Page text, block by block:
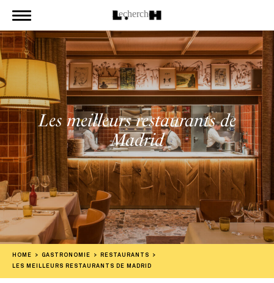
Les meilleurs restaurants de
Madrid
HOME GASTRONOMIE
RESTAURANTS
LES MEILLEURS RESTAURANTS DE MADRID